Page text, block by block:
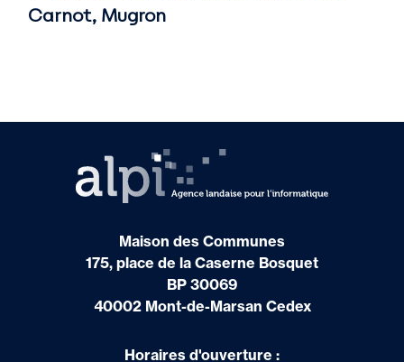
Carnot, Mugron
Maison des Communes
175, place de la Caserne Bosquet
BP 30069
40002 Mont-de-Marsan Cedex
Horaires d'ouverture :